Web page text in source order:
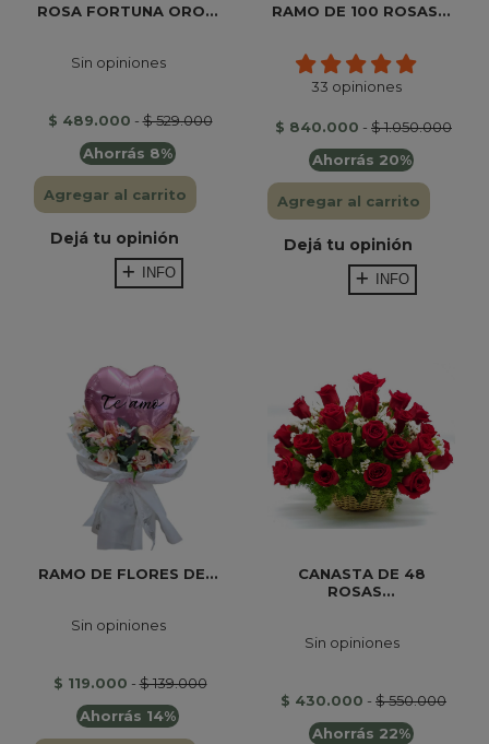
ROSA FORTUNA ORO...
Sin opiniones
$ 489.000 -$ 529.000
Ahorrás 8%
Agregar al carrito
Dejá tu opinión
INFO
RAMO DE 100 ROSAS...
33 opiniones
$ 840.000 - $ 1.050.000
Ahorrás 20%
Agregar al carrito
Dejá tu opinión
INFO
RAMO DE FLORES DE...
Sin opiniones
$ 119.000 -$ 139.000
Ahorrás 14%
CANASTA DE 48
ROSAS...
Sin opiniones
$ 430.000 - $ 550.000
Ahorrás 22%